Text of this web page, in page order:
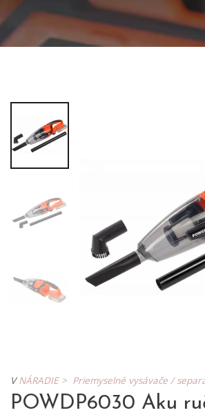
VNÁRADIE > Priemyselné vysávače /
POWDP6030 Aku